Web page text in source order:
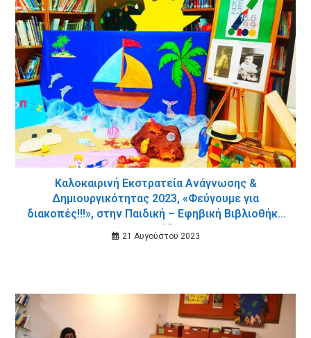
Καλοκαιρινή Εκστρατεία Ανάγνωσης &
Δημιουργικότητας 2023, «Φεύγουμε για
διακοπές!!!», στην Παιδική – Εφηβική Βιβλιοθήκη
της Σούδας
21 Αυγούστου 2023